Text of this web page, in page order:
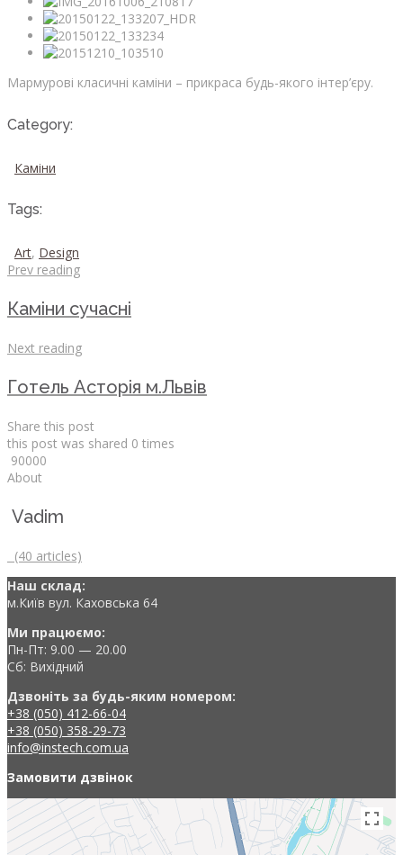
Мармурові класичні каміни – прикраса будь-якого інтер’єру.
Category:
Каміни
Tags:
Art, Design
Prev reading
Каміни сучасні
Next reading
Готель Асторія м.Львів
Share this post
this post was shared 0 times
90000
About
Vadim
(40 articles)
Наш склад:
м.Київ вул. Каховська 64
Ми працюємо:
Пн-Пт: 9.00 — 20.00
Сб: Вихідний
Дзвоніть за будь-яким номером:
+38 (050) 412-66-04
+38 (050) 358-29-73
info@instech.com.ua
Замовити дзвінок